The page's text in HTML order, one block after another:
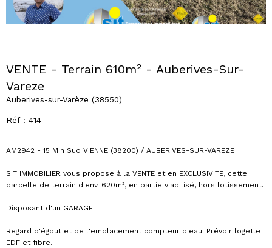
VENTE - Terrain 610m² - Auberives-Sur-
Vareze
Auberives-sur-Varèze (38550)
Réf : 414
AM2942 - 15 Min Sud VIENNE (38200) / AUBERIVES-SUR-VAREZE
SIT IMMOBILIER vous propose à la VENTE et en EXCLUSIVITE, cette
parcelle de terrain d'env. 620m², en partie viabilisé, hors lotissement.
Disposant d'un GARAGE.
Regard d'égout et de l'emplacement compteur d'eau. Prévoir logette
EDF et fibre.